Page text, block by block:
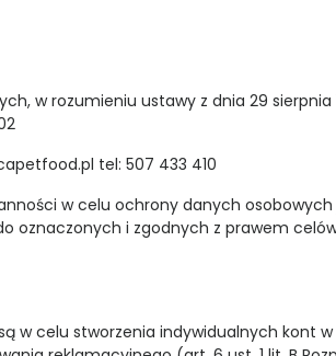
w rozumieniu ustawy z dnia 29 sierpnia
tel: 507 433 410
w celu ochrony danych
oznaczonych i zgodnych z prawem
w celu stworzenia indywidualnych kont